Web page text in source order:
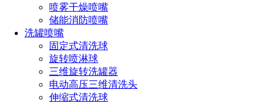
喷雾干燥喷嘴
储能消防喷嘴
洗罐喷嘴
固定式清洗球
旋转喷淋球
三维旋转洗罐器
电动高压三维清洗头
伸缩式清洗球